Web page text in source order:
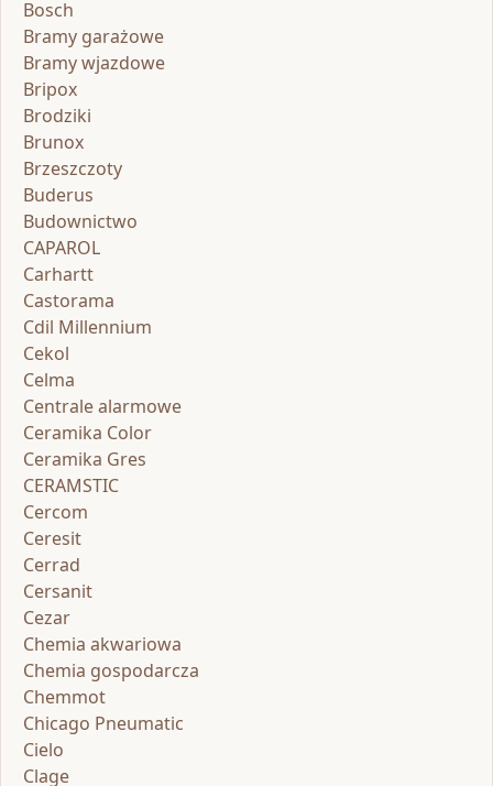
Bosch
Bramy garażowe
Bramy wjazdowe
Bripox
Brodziki
Brunox
Brzeszczoty
Buderus
Budownictwo
CAPAROL
Carhartt
Castorama
Cdil Millennium
Cekol
Celma
Centrale alarmowe
Ceramika Color
Ceramika Gres
CERAMSTIC
Cercom
Ceresit
Cerrad
Cersanit
Cezar
Chemia akwariowa
Chemia gospodarcza
Chemmot
Chicago Pneumatic
Cielo
Clage